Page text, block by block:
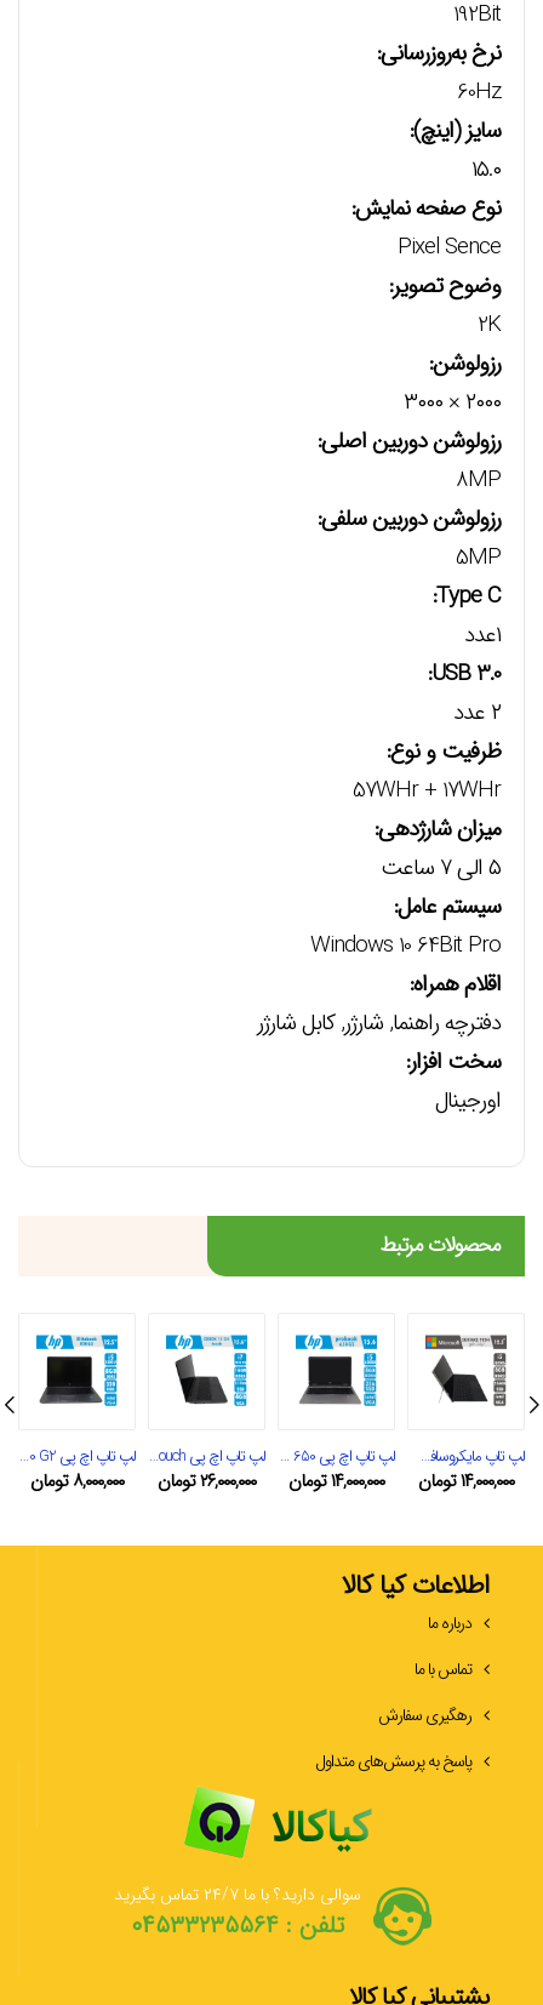
192Bit
نرخ به‌روزرسانی:
60Hz
سایز (اینچ):
۱۵.۰
نوع صفحه نمایش:
Pixel Sence
وضوح تصویر:
2K
رزولوشن:
۲۰۰۰ × ۳۰۰۰
رزولوشن دوربین اصلی:
8MP
رزولوشن دوربین سلفی:
5MP
Type C:
۱عدد
USB 3.0:
۲ عدد
ظرفیت و نوع:
57WHr + 17WHr
میزان شارژدهی:
۵ الی ۷ ساعت
سیستم عامل:
Windows 10 64Bit Pro
اقلام همراه:
دفترچه راهنما, شارژر, کابل شارژر
سخت افزار:
اورجینال
محصولات مرتبط
لپ تاپ مایکروسافت Surface Pro4
۱۴,۰۰۰,۰۰۰تومان
لپ تاپ اچ پی 650 G2
۱۴,۰۰۰,۰۰۰تومان
لپ تاپ اچ پی Zbook 15 G4 touch
۲۶,۰۰۰,۰۰۰تومان
لپ تاپ اچ پی Elitebook 820 G2
۸,۰۰۰,۰۰۰ تومان
اطلاعات کیا کالا
درباره ما
تماس با ما
رهگیری سفارش
پاسخ به پرسش‌های متداول
سوالی دارید؟ با ما ۲۴/۷ تماس بگیرید
تلفن : ۰۴۵۳۳۲۳۵۵۶۴
پشتیبانی کیا کالا